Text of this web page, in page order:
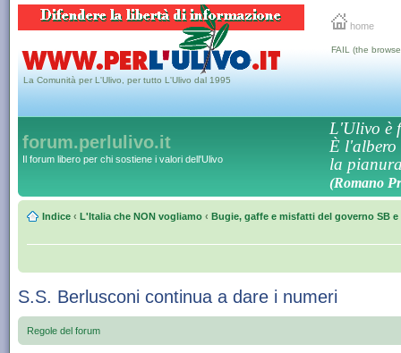
home
La Comunità per L'Ulivo, per tutto L'Ulivo dal 1995
FAIL (the
forum.perlulivo.it
Il forum libero per chi sostiene i valori dell'Ulivo
L'Ulivo è
È l'albero
la
(Romano
Indice ‹ L'Italia che NON vogliamo ‹ Bugie, gaffe e misfatti del governo SB e
S.S. Berlusconi continua a dare i numeri
Regole del forum